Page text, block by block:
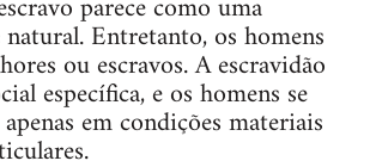
Entretanto, os homens
ou escravos. A escravidão
específica, e os homens se
em condições materiais